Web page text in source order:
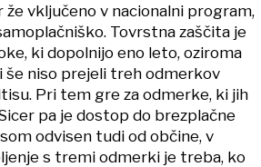
vključeno v nacionalni program,
Tovrstna zaščita je
ki dopolnijo eno leto, oziroma
še niso prejeli treh odmerkov
Pri tem gre za odmerke, ki jih
pa je dostop do brezplačne
odvisen tudi od občine, v
s tremi odmerki je treba, ko